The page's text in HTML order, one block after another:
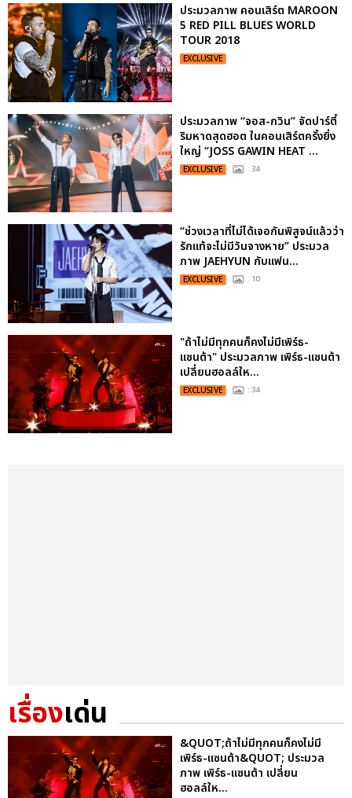
ประมวลภาพ คอนเสิร์ต MAROON
5 RED PILL BLUES WORLD
TOUR 2018
EXCLUSIVE
ประมวลภาพ “จอส-กวิน” จัดปาร์ตี้
ริมหาดสุดฮอต ในคอนเสิร์ตครั้งยิ่ง
ใหญ่ “JOSS GAWIN HEAT ...
EXCLUSIVE : 34
“ช่วงเวลาที่ไม่ได้เจอกันพิสูจน์แล้วว่า
รักแท้จะไม่มีวันจางหาย” ประมวล
ภาพ JAEHYUN กับแฟน...
EXCLUSIVE : 10
"ถ้าไม่มีทุกคนก็คงไม่มีเพิร์ธ-
แซนต้า" ประมวลภาพ เพิร์ธ-แซนต้า
เปลี่ยนฮอลล์ให...
EXCLUSIVE : 34
เรื่องเด่น
&QUOT;ถ้าไม่มีทุกคนก็คงไม่มี
เพิร์ธ-แซนต้า&QUOT; ประมวล
ภาพ เพิร์ธ-แซนต้า เปลี่ยน
ฮอลล์ให...